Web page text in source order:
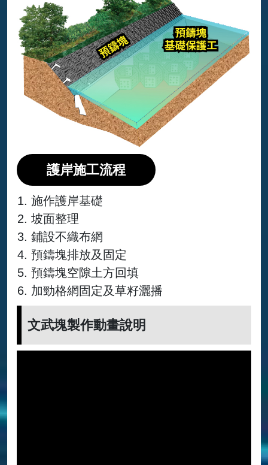
護岸施工流程
施作護岸基礎
坡面整理
鋪設不織布網
預鑄塊排放及固定
預鑄塊空隙土方回填
加勁格網固定及草籽灑播
文武塊製作動畫說明